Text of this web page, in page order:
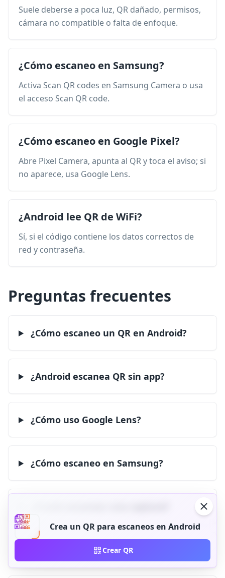
Suele deberse a poca luz, QR dañado, permisos,
cámara no compatible o falta de enfoque.
¿Cómo escaneo en Samsung?
Activa Scan QR codes en Samsung Camera o usa
el acceso Scan QR code.
¿Cómo escaneo en Google Pixel?
Abre Pixel Camera, apunta al QR y toca el aviso; si
no aparece, usa Google Lens.
¿Android lee QR de WiFi?
Sí, si el código contiene los datos correctos de
red y contraseña.
Preguntas frecuentes
¿Cómo escaneo un QR en Android?
¿Android escanea QR sin app?
¿Cómo uso Google Lens?
¿Cómo escaneo en Samsung?
¿Por qué no escanea mi cámara?
Crea un QR para escaneos en Android
Crear QR